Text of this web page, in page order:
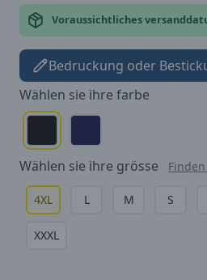
Voraussichtliches
Bedruckung oder
Wählen sie ihre farbe
Wählen sie ihre grösse
4XL L M S
XXXL